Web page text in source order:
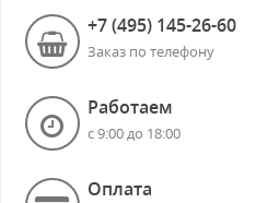
+7 (495) 145-26-60
Заказ по телефону
Работаем
с 9:00 до 18:00
Оплата